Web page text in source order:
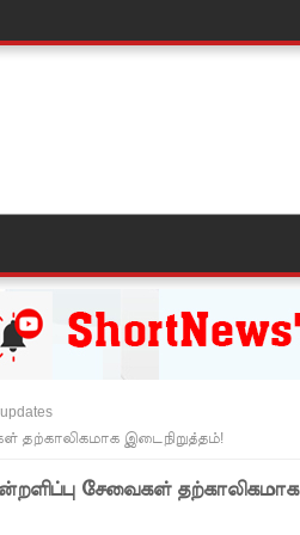
தற்காலிகமாக இடைநிறுத்தம்!
சேவைகள் தற்காலிகமாக